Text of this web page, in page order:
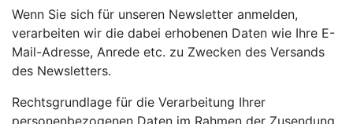
Wenn Sie sich für unseren Newsletter anmelden,
verarbeiten wir die dabei erhobenen Daten wie Ihre E-
Mail-Adresse, Anrede etc. zu Zwecken des Versands
des Newsletters.
Rechtsgrundlage für die Verarbeitung Ihrer
personenbezogenen Daten im Rahmen der Zusendung